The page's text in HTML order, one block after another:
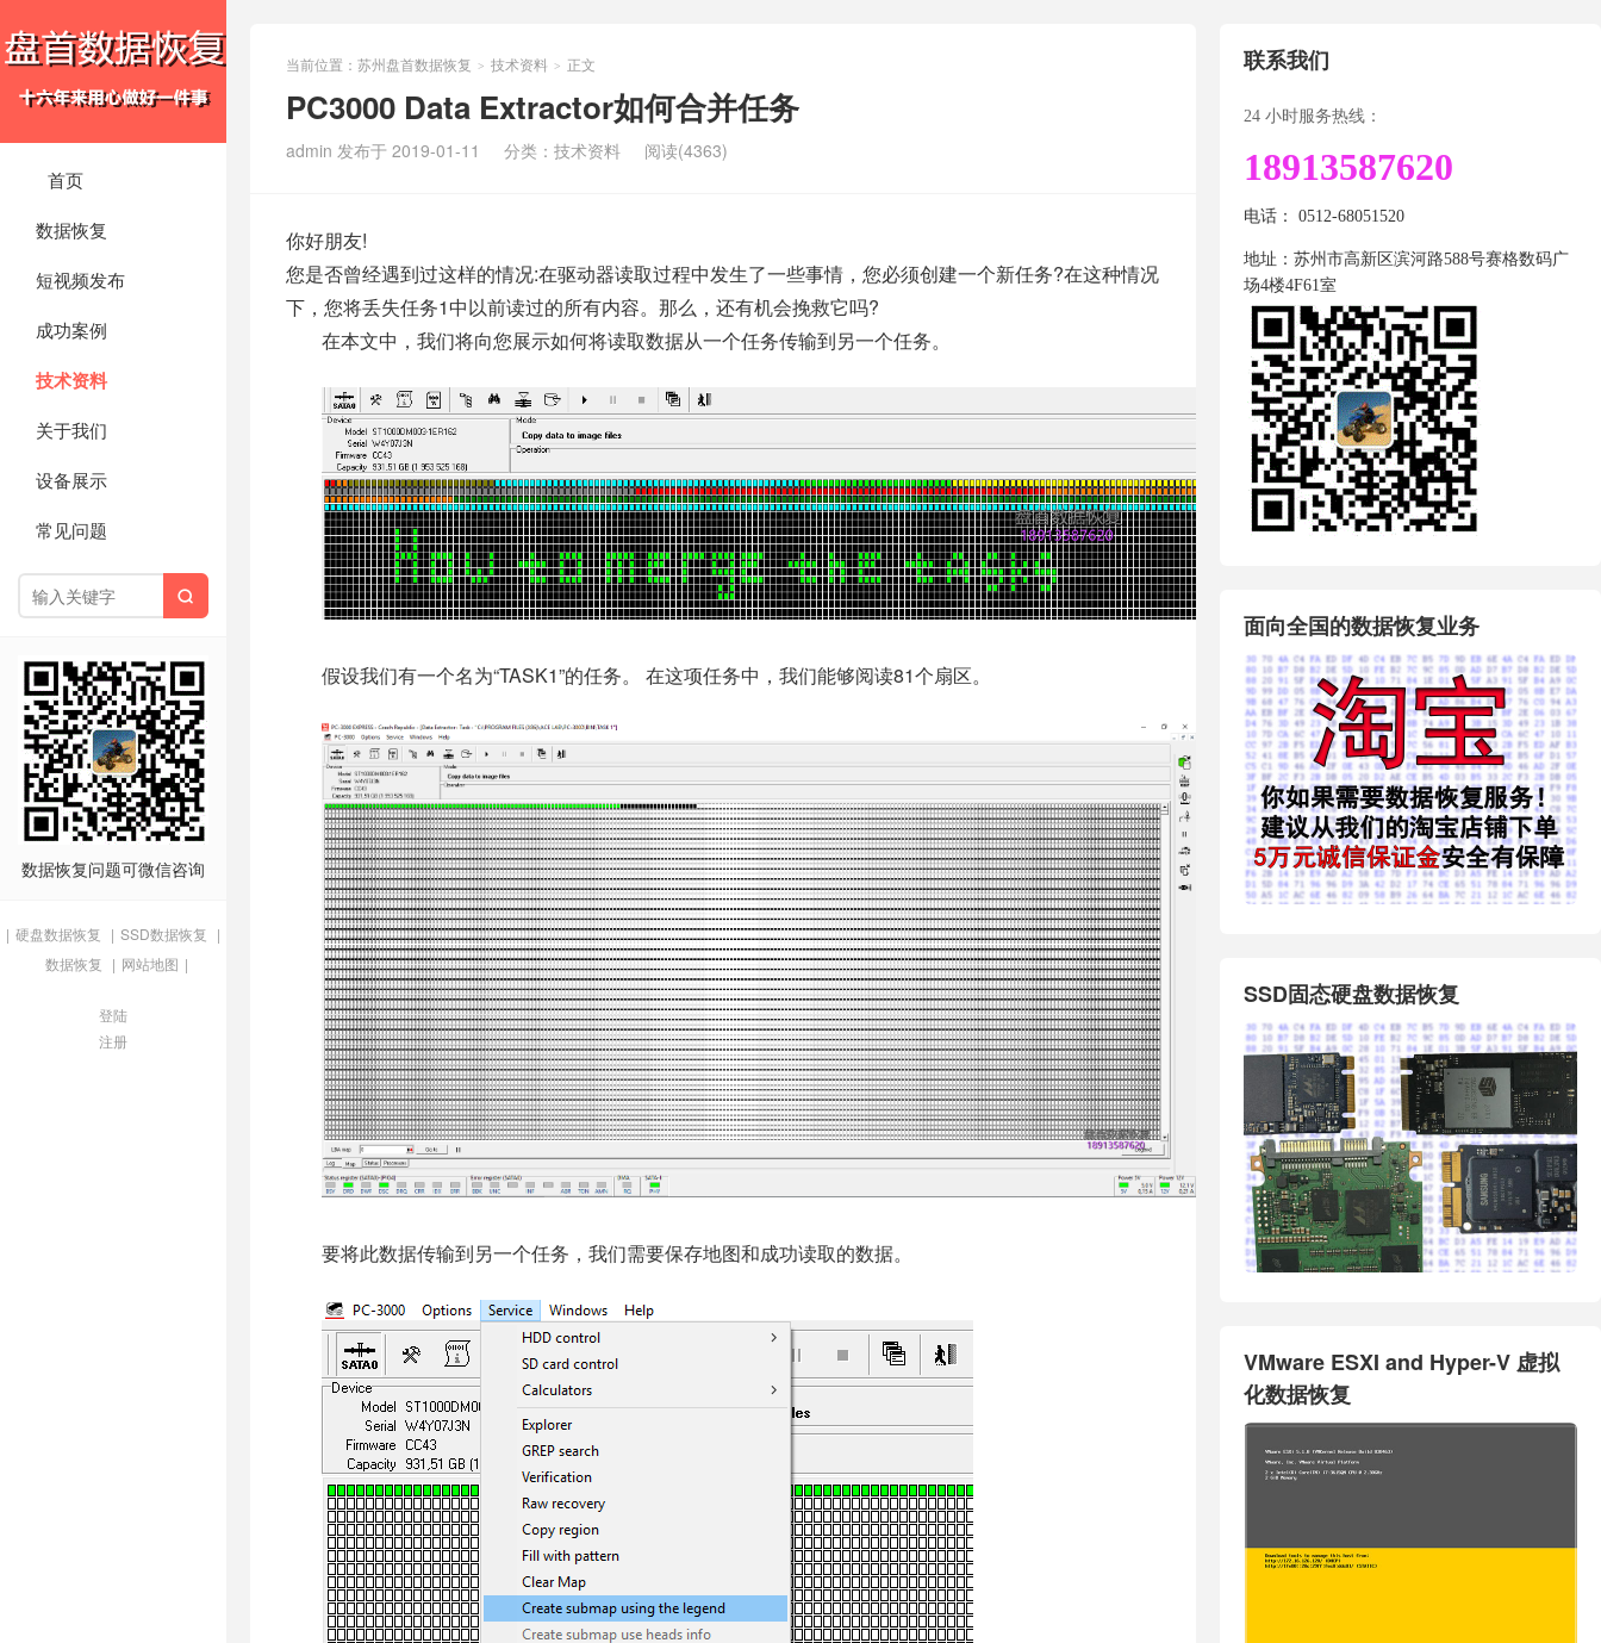
首页
数据恢复
短视频发布
成功案例
技术资料
关于我们
设备展示
常见问题

数据恢复问题可微信咨询
| 硬盘数据恢复 | SSD数据恢复 |
数据恢复 | 网站地图 |
登陆
注册
当前位置： 苏州盘首数据恢复 > 技术资料 > 正文
PC3000 Data Extractor如何合并任务
admin 发布于 2019-01-11 分类： 技术资料 阅读(4363)
你好朋友!
您是否曾经遇到过这样的情况:在驱动器读取过程中发生了一些事情，您必须创建一个新任务?在这种情况
下，您将丢失任务1中以前读过的所有内容。那么，还有机会挽救它吗?
在本文中，我们将向您展示如何将读取数据从一个任务传输到另一个任务。
假设我们有一个名为“TASK1”的任务。 在这项任务中，我们能够阅读81个扇区。
要将此数据传输到另一个任务，我们需要保存地图和成功读取的数据。
联系我们
24 小时服务热线：
18913587620
电话： 0512-68051520
地址：苏州市高新区滨河路588号赛格数码广
场4楼4F61室
面向全国的数据恢复业务
SSD固态硬盘数据恢复
VMware ESXI and Hyper-V 虚拟
化数据恢复